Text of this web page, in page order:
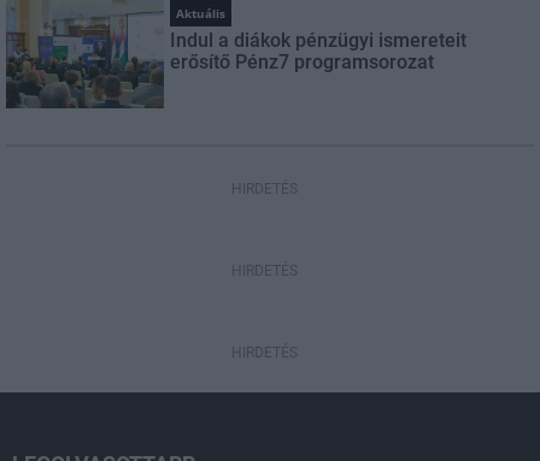
Aktuális
Indul a diákok pénzügyi ismereteit
erősítő Pénz7 programsorozat
HIRDETÉS
HIRDETÉS
HIRDETÉS